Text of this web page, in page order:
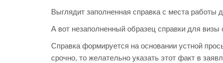
Выглядит заполненная справка с места работы
А вот незаполненный образец справки для визы
Справка формируется на основании устной
срочно, то желательно указать этот факт в